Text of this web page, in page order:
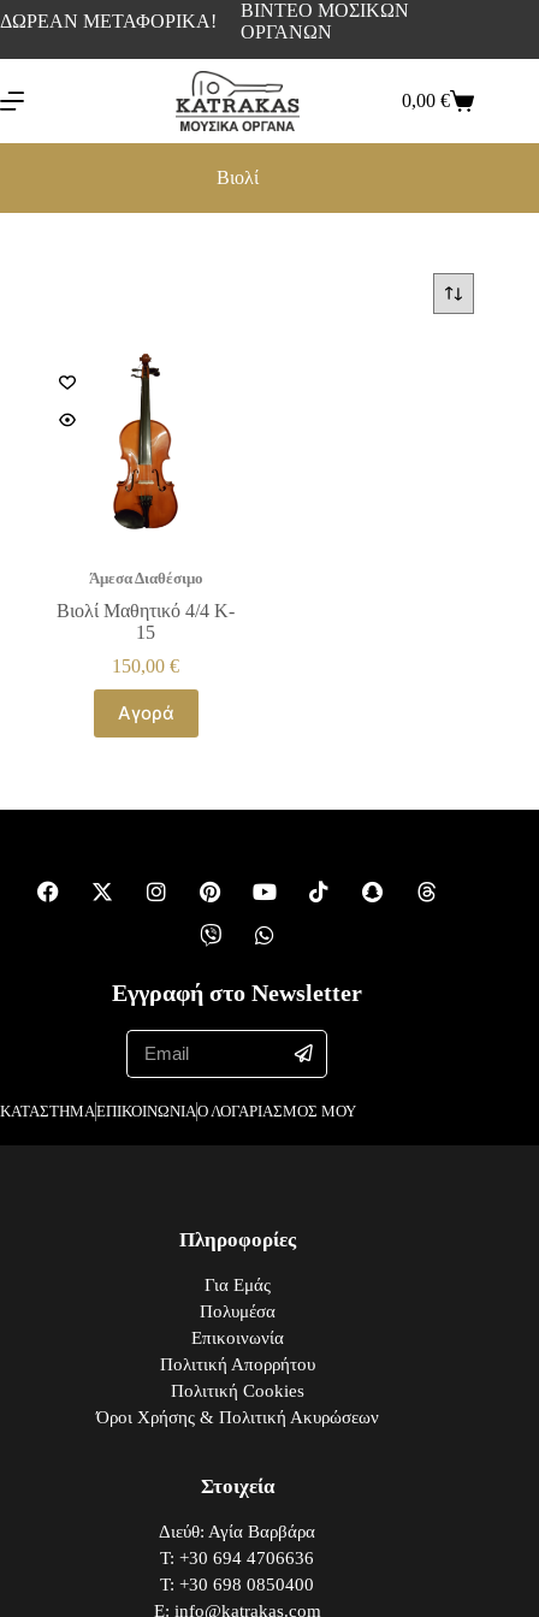
ΔΩΡΕΑΝ ΜΕΤΑΦΟΡΙΚΑ!
ΒΙΝΤΕΟ ΜΟΣΙΚΩΝ
ΟΡΓΑΝΩΝ
0,00€
Βιολί
Άμεσα Διαθέσιμο
Βιολί Μαθητικό 4/4 K-
15
150,00€
Αγορά
Εγγραφή στο Newsletter
ΚΑΤΑΣΤΗΜΑΕΠΙΚΟΙΝΩΝΙΑΟ ΛΟΓΑΡΙΑΣΜΟΣ ΜΟΥ
Πληροφορίες
Για Εμάς
Πολυμέσα
Επικοινωνία
Πολιτική Απορρήτου
Πολιτική Cookies
Όροι Χρήσης & Πολιτική Ακυρώσεων
Στοιχεία
Διεύθ: Αγία Βαρβάρα
Τ: +30 694 4706636
Τ: +30 698 0850400
E: info@katrakas.com